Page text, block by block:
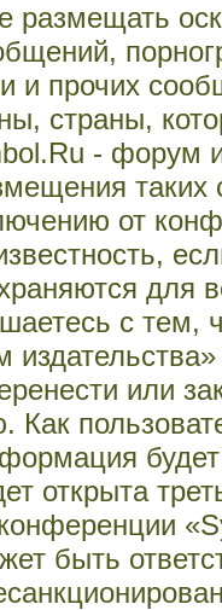
размещать
и прочих
страны,
- форум
от
для
с
или
Как
открыта
быть